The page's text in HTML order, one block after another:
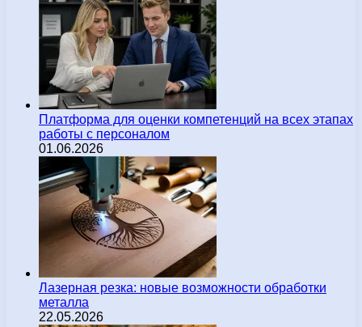
Платформа для оценки компетенций на всех этапах
работы с персоналом
01.06.2026
Лазерная резка: новые возможности обработки
металла
22.05.2026